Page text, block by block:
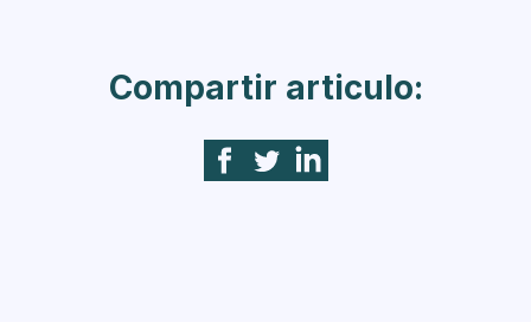
Compartir articulo: